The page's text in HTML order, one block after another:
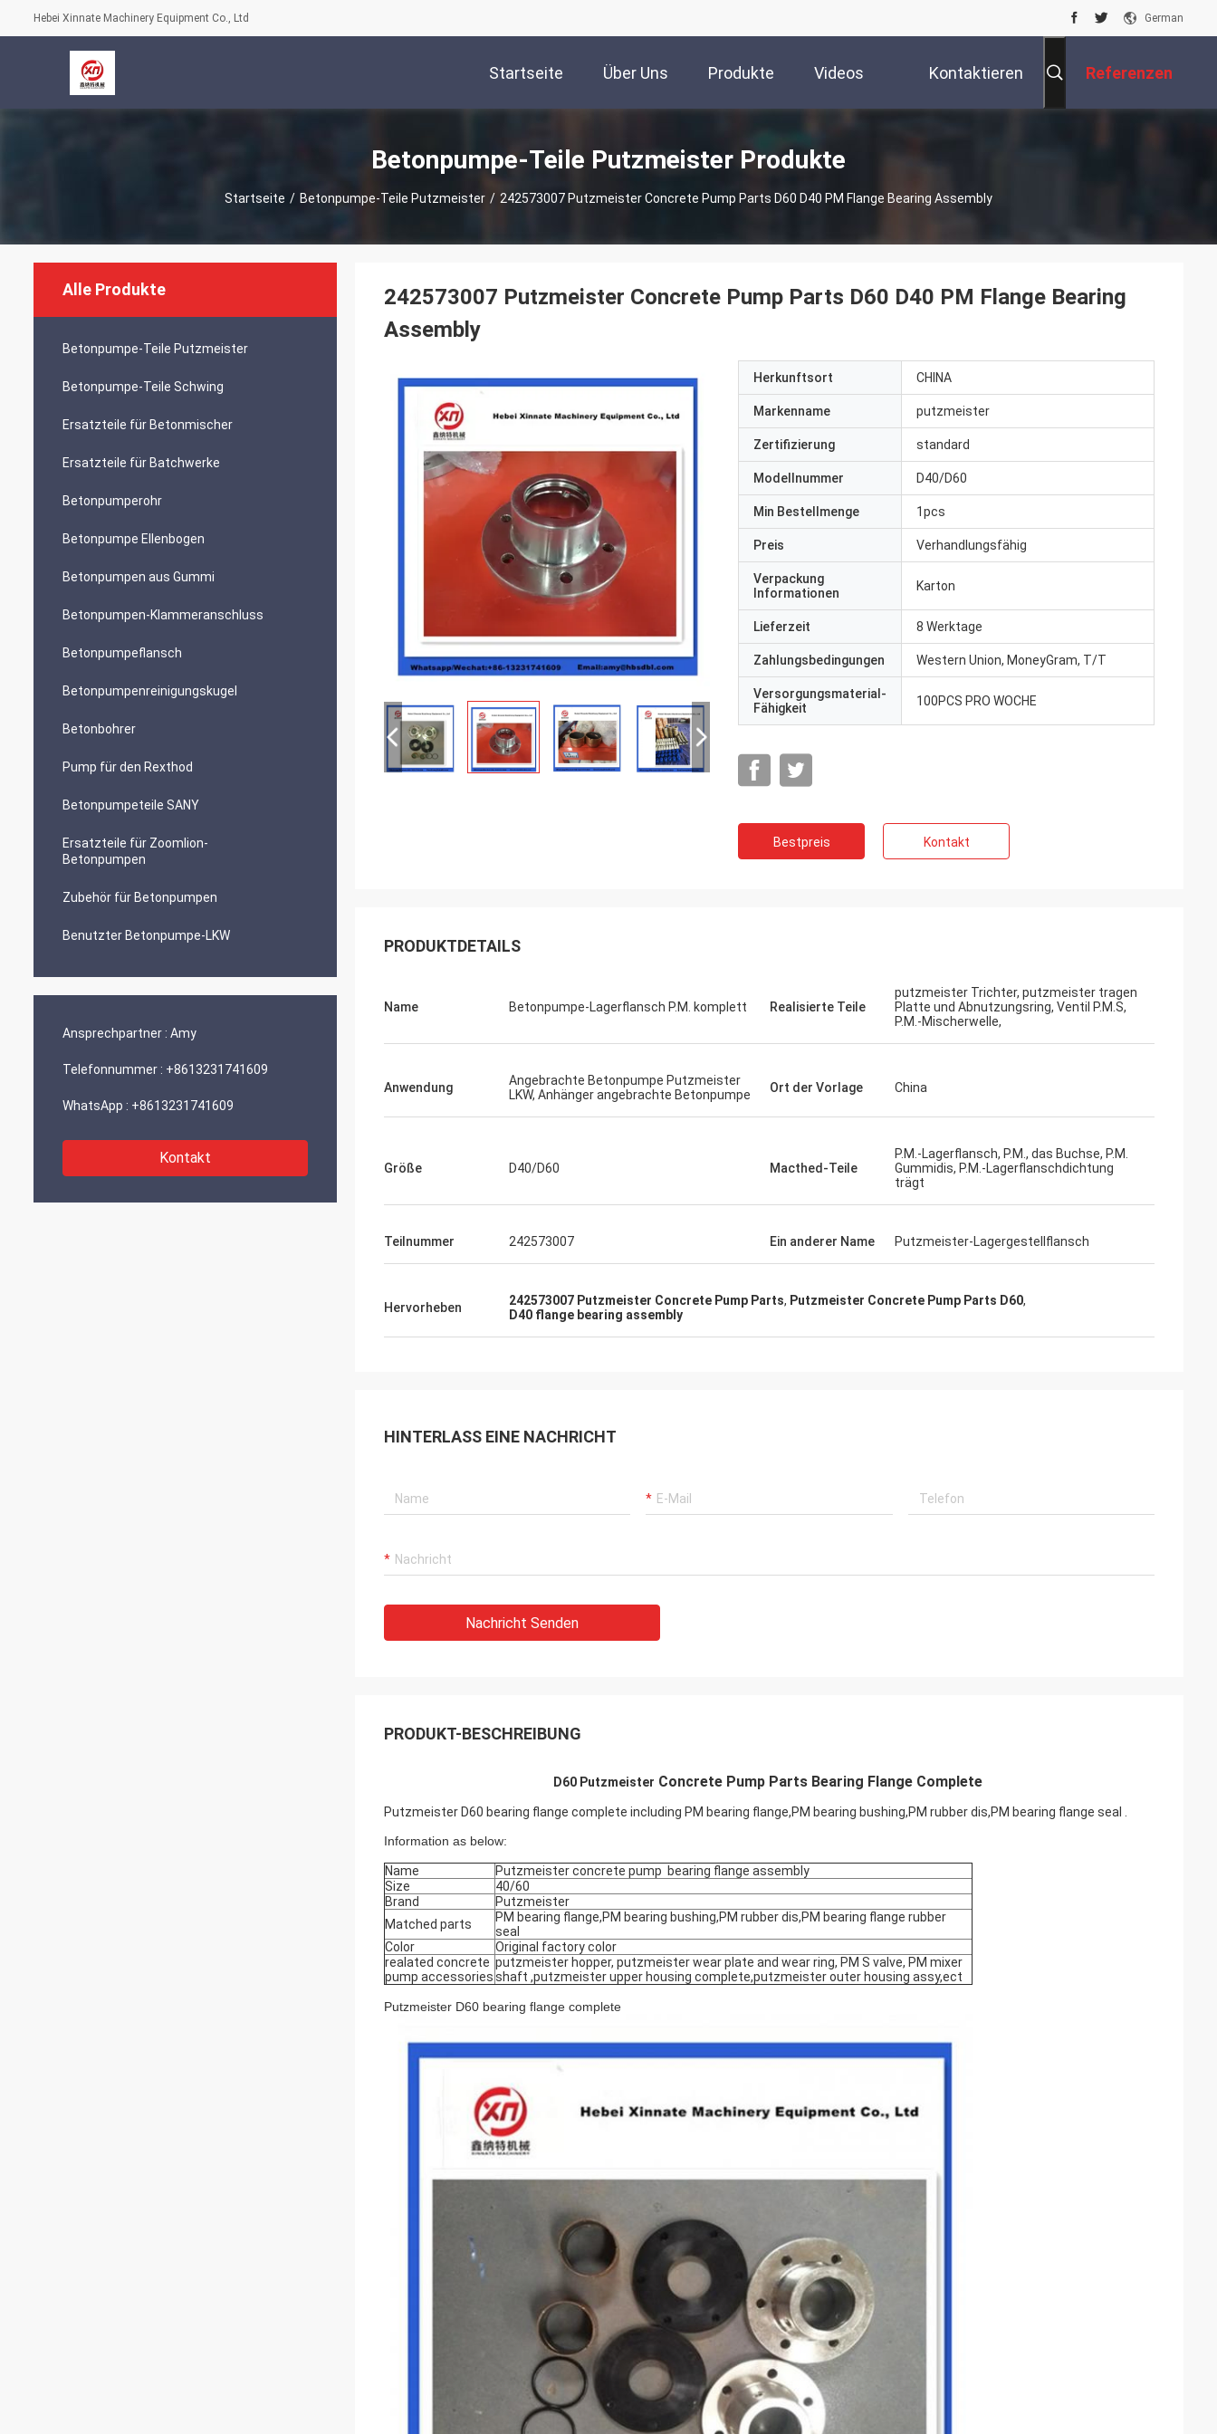
Hebei Xinnate Machinery Equipment Co., Ltd German
Startseite Über Uns Produkte Videos Kontaktieren Referenzen
Betonpumpe-Teile Putzmeister Produkte
Startseite / Betonpumpe-Teile Putzmeister / 242573007 Putzmeister Concrete Pump Parts D60 D40 PM Flange Bearing Assembly
Alle Produkte
Betonpumpe-Teile Putzmeister
Betonpumpe-Teile Schwing
Ersatzteile für Betonmischer
Ersatzteile für Batchwerke
Betonpumperohr
Betonpumpe Ellenbogen
Betonpumpen aus Gummi
Betonpumpen-Klammeranschluss
Betonpumpeflansch
Betonpumpenreinigungskugel
Betonbohrer
Pump für den Rexthod
Betonpumpeteile SANY
Ersatzteile für Zoomlion-
Betonpumpen
Zubehör für Betonpumpen
Benutzter Betonpumpe-LKW
Ansprechpartner : Amy
Telefonnummer : +8613231741609
WhatsApp : +8613231741609
Kontakt
242573007 Putzmeister Concrete Pump Parts D60 D40 PM Flange Bearing
Assembly
Herkunftsort CHINA
Markenname putzmeister
Zertifizierung standard
Modellnummer D40/D60
Min Bestellmenge 1pcs
Preis Verhandlungsfähig
Verpackung
Informationen
Karton
Lieferzeit 8 Werktage
Zahlungsbedingungen Western Union, MoneyGram, T/T
Versorgungsmaterial-
Fähigkeit
100PCS PRO WOCHE
Bestpreis Kontakt
PRODUKTDETAILS
Name Betonpumpe-Lagerflansch P.M. komplett Realisierte Teile
putzmeister Trichter, putzmeister tragen
Platte und Abnutzungsring, Ventil P.M.S,
P.M.-Mischerwelle,
Anwendung
Angebrachte Betonpumpe Putzmeister
LKW, Anhänger angebrachte Betonpumpe
Ort der Vorlage China
Größe D40/D60 Macthed-Teile
P.M.-Lagerflansch, P.M., das Buchse, P.M.
Gummidis, P.M.-Lagerflanschdichtung
trägt
Teilnummer 242573007 Ein anderer Name Putzmeister-Lagergestellflansch
Hervorheben 242573007 Putzmeister Concrete Pump Parts, Putzmeister Concrete Pump Parts D60,
D40 flange bearing assembly
HINTERLASS EINE NACHRICHT
Nachricht Senden
PRODUKT-BESCHREIBUNG
D60 Putzmeister Concrete Pump Parts Bearing Flange Complete
Putzmeister D60 bearing flange complete including PM bearing flange,PM bearing bushing,PM rubber dis,PM bearing flange seal .
Information as below:
Name
Putzmeister concrete pump bearing flange assembly
Size
40/60
Brand
Putzmeister
Matched parts
PM bearing flange,PM bearing bushing,PM rubber dis,PM bearing flange rubber
seal
Color
Original factory color
realated concrete
pump accessories
putzmeister hopper, putzmeister wear plate and wear ring, PM S valve, PM mixer
shaft ,putzmeister upper housing complete,putzmeister outer housing assy,ect
Putzmeister D60 bearing flange complete